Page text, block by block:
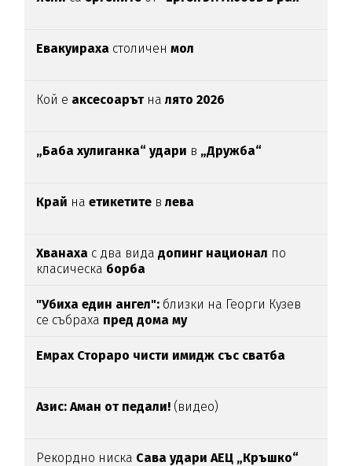
Евакуираха столиченмол
Кой е аксесоарътналято 2026
„Баба хулиганка“ удари в „Дружба“
Край наетикетите влева
Хванаха с два видадопинг национал по
класическа борба
"Убиха един ангел": близки на Георги Кузев
се събраха пред дома му
Емрах Стораро чисти имидж със сватба
Азис: Аман от педали! (видео)
Рекордно ниска Сава удари АЕЦ „Кръшко“